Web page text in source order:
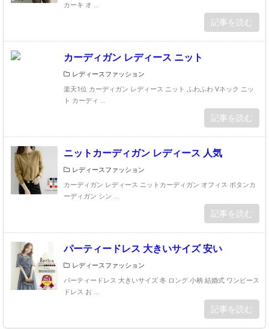
カーキ オ ...
記事を読む
カーディガン レディース ニット
レディースファッション
楽天1位 カーディガン レディース ニット ふわふわ Vネック ニッ
ト カーディ ...
記事を読む
ニットカーディガン レディース 人気
レディースファッション
カーディガン レディース ニットカーディガン オフィス ボタンカ
ーディガン シン ...
記事を読む
パーティードレス 大きいサイズ 安い
レディースファッション
パーティードレス 大きいサイズ 冬 ロング 小柄 結婚式 ワンピース
ドレス お ...
記事を読む